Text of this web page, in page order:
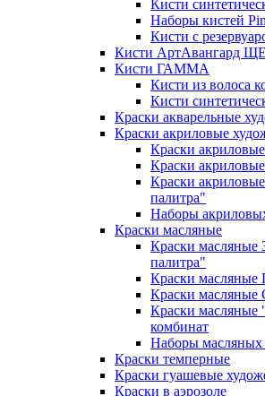
Кисти
Наборы кистей
Кисти с
Кисти АртАвангард
Кисти ГАММА
Кисти из волоса
Кисти
Краски акварельные
Краски акриловые
Краски
Краски
Краски
палитра"
Наборы
Краски масляные
Краски
палитра"
Краски
Краски масляные
Краски
комбинат
Наборы масляных
Краски темперные
Краски гуашевые
Краски в аэрозоле